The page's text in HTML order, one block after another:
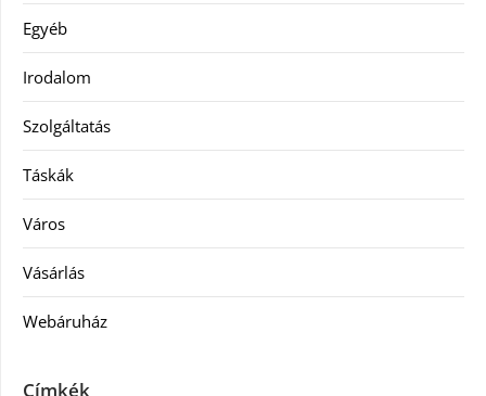
Egyéb
Irodalom
Szolgáltatás
Táskák
Város
Vásárlás
Webáruház
Címkék